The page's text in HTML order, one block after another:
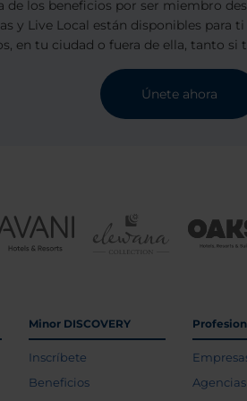
los beneficios por ser miembro
y Live Local están disponibles para
en tu ciudad o fuera de ella, tanto si
Únete ahora
Minor DISCOVERY
Inscríbete
Beneficios
Agencias